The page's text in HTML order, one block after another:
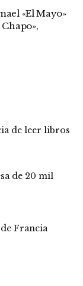
«El Mayo»
de leer libros
de 20 mil
Francia